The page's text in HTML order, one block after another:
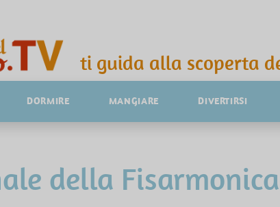
ti guida alla scoperta
DORMIRE MANGIARE DIVERTIRSI
della Fisarmonica